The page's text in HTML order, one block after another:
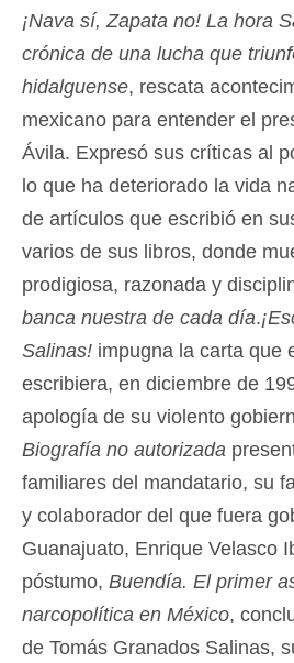
¡Nava sí, Zapata no! La hora
crónica de una lucha que
hidalguense, rescata
mexicano para entender el
Ávila. Expresó sus críticas al
lo que ha deteriorado la vida
de artículos que escribió en
varios de sus libros, donde
prodigiosa, razonada y
banca nuestra de cada día.
Salinas! impugna la carta que
escribiera, en diciembre de
apología de su violento
Biografía no autorizada
familiares del mandatario, su
y colaborador del que fuera
Guanajuato, Enrique Velasco
póstumo, Buendía. El primer
narcopolítica en México,
de Tomás Granados Salinas,